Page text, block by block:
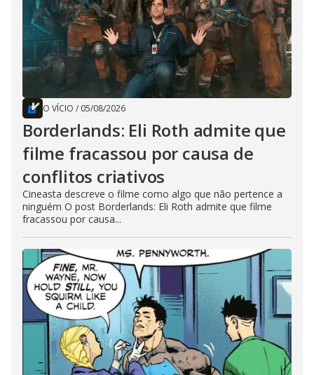
O VÍCIO / 05/08/2026
Borderlands: Eli Roth admite que
filme fracassou por causa de
conflitos criativos
Cineasta descreve o filme como algo que não pertence a
ninguém O post Borderlands: Eli Roth admite que filme
fracassou por causa...